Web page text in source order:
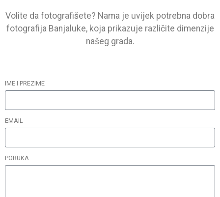
Volite da fotografišete? Nama je uvijek potrebna dobra
fotografija Banjaluke, koja prikazuje različite dimenzije
našeg grada.
IME I PREZIME
EMAIL
PORUKA